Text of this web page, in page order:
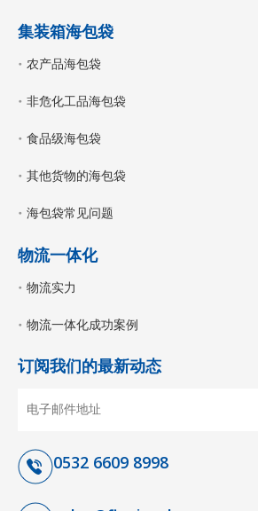
集装箱海包袋
农产品海包袋
非危化工品海包袋
食品级海包袋
其他货物的海包袋
海包袋常见问题
物流一体化
物流实力
物流一体化成功案例
订阅我们的最新动态
0532 6609 8998